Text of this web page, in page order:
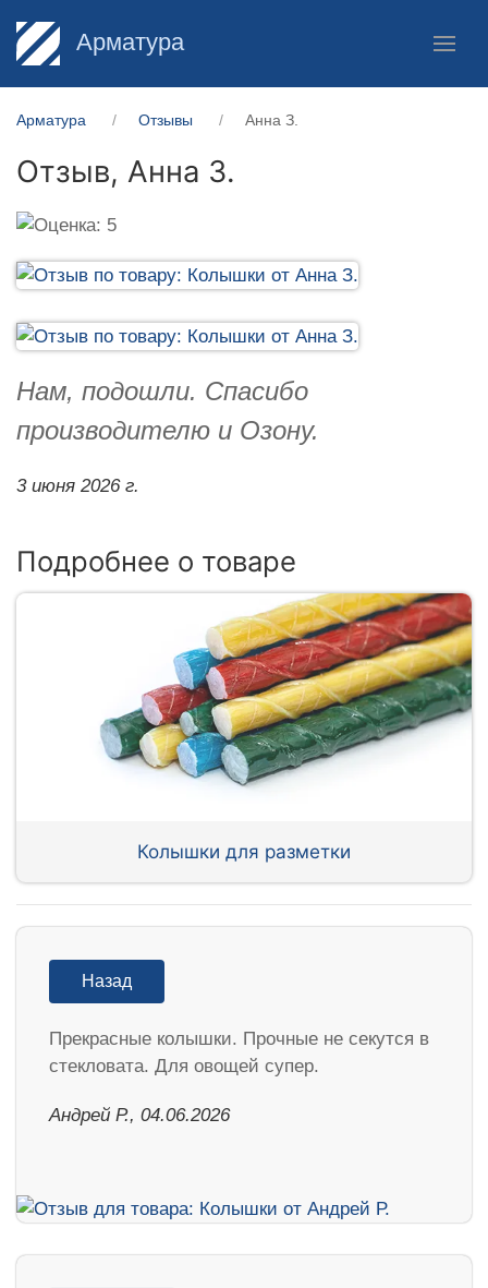
Арматура
Арматура Отзывы Анна З.
Отзыв, Анна З.
Нам, подошли. Спасибо
производителю и Озону.
3 июня 2026 г.
Подробнее о товаре
Колышки для разметки
Назад
Прекрасные колышки. Прочные не секутся в
стекловата. Для овощей супер.
Андрей Р., 04.06.2026